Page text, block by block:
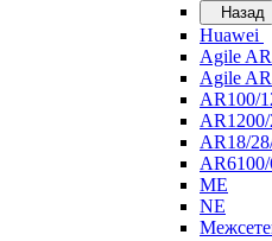
Назад
Huawei
Agile
Agile
AR100/
AR18/
ME
NE